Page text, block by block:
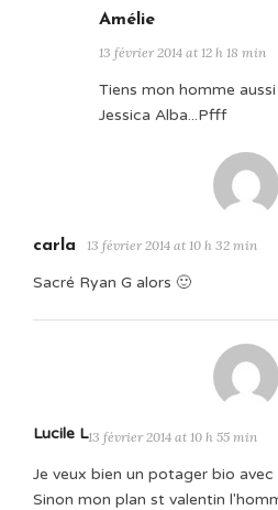
Amélie
13 février 2014 at 12 h 18 min
Tiens mon homme
Jessica Alba...Pfff
carla 13 février 2014 at 10 h 32 min
Sacré Ryan G alors 🙂
Lucile L13 février 2014 at 10 h 55 min
Je veux bien un potager bio avec
Sinon mon plan st valentin